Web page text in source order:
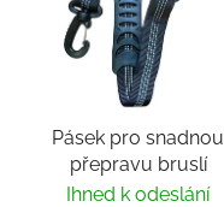
Pásek pro snadnou
přepravu bruslí
Ihned k odeslání